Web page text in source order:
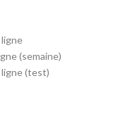
(semaine)
(test)